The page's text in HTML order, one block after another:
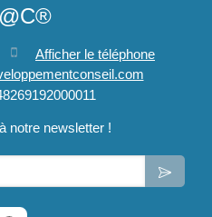
Afficher le téléphone
notre newsletter !